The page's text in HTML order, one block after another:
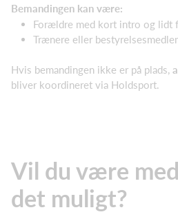
Bemandingen kan være:
Forældre med kort intro og lidt
Trænere eller
Hvis bemandingen ikke er på plads,
bliver koordineret via Holdsport.
Vil du være
det muligt?